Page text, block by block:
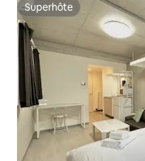
Superhôte
Superhôte